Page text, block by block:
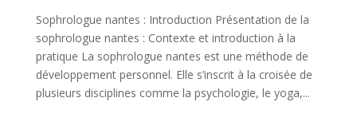
Sophrologue nantes : Introduction Présentation de la
sophrologue nantes : Contexte et introduction à la
pratique La sophrologue nantes est une méthode de
développement personnel. Elle s’inscrit à la croisée de
plusieurs disciplines comme la psychologie, le yoga,...